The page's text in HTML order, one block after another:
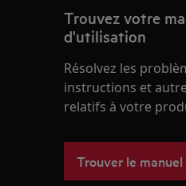
Trouvez votre
d'utilisation
Résolvez les
instructions et
relatifs à votre
Trouver le